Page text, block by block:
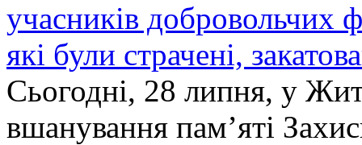
учасників добровольчих
які були страчені,
Сьогодні, 28 липня, у
вшанування пам’яті